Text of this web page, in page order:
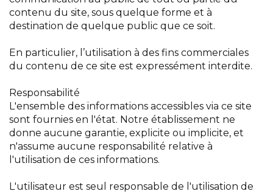
contenu du site, sous quelque forme et à
destination de quelque public que ce soit.
En particulier, l’utilisation à des fins commerciales
du contenu de ce site est expressément interdite.
Responsabilité
L'ensemble des informations accessibles via ce site
sont fournies en l'état. Notre établissement ne
donne aucune garantie, explicite ou implicite, et
n'assume aucune responsabilité relative à
l'utilisation de ces informations.
L'utilisateur est seul responsable de l'utilisation de